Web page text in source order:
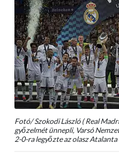
Fotó/ Szokodi László ( Real
győzelmét ünnepli, Varsó
2-0-ra legyőzte az olasz